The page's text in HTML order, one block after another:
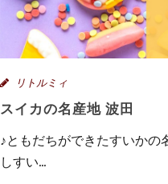
リトルミィ
スイカの名産地 波田
♪ともだちができたすいかの
しすい...